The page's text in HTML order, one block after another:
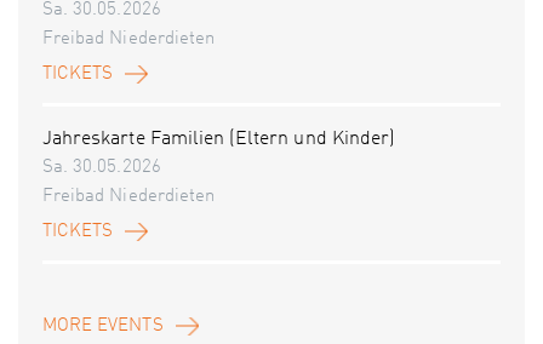
Sa. 30.05.2026
Freibad Niederdieten
TICKETS
Jahreskarte Familien (Eltern und Kinder)
Sa. 30.05.2026
Freibad Niederdieten
TICKETS
MORE EVENTS